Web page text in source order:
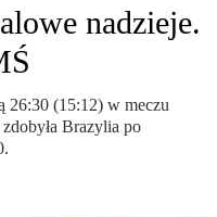
nadzieje.
26:30 (15:12) w meczu
Brazylia po